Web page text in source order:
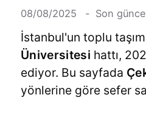
08/08/2025 Son
İstanbul'un toplu
Üniversitesi hattı,
ediyor. Bu sayfada
yönlerine göre sefer